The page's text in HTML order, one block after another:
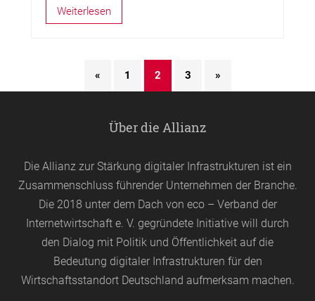
Weiterlesen
« 1 2 3 »
Über die Allianz
Die Allianz zur Stärkung digitaler Infrastrukturen ist ein
Zusammenschluss führender Unternehmen der Branche.
Die 2018 unter dem Dach von eco– Verband der
Internetwirtschaft e. V. gegründete Initiative will durch
den Dialog mit Politik und Öffentlichkeit auf die
Bedeutung digitaler Infrastrukturen für den
Wirtschaftsstandort Deutschland aufmerksam machen.